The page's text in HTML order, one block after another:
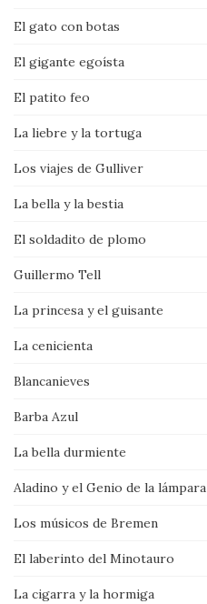
El gato con botas
El gigante egoísta
El patito feo
La liebre y la tortuga
Los viajes de Gulliver
La bella y la bestia
El soldadito de plomo
Guillermo Tell
La princesa y el guisante
La cenicienta
Blancanieves
Barba Azul
La bella durmiente
Aladino y el Genio de la lámpara
Los músicos de Bremen
El laberinto del Minotauro
La cigarra y la hormiga